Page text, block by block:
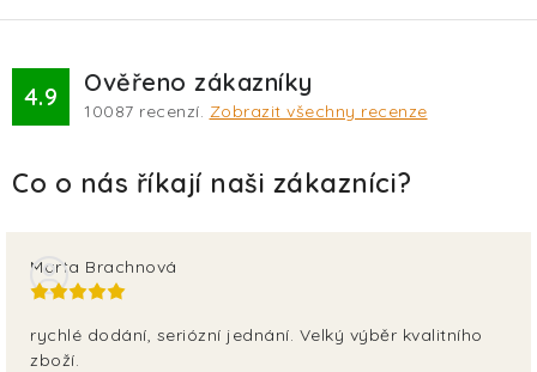
4.9 Ověřeno zákazníky
10087 recenzí. Zobrazit všechny recenze
Marta Brachnová
rychlé dodání, seriózní jednání. Velký výběr kvalitního
zboží.